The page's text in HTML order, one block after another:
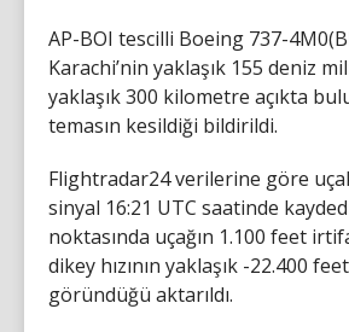
AP-BOI tescilli Boeing 737-
Karachi’nin yaklaşık 155 deniz
yaklaşık 300 kilometre açıkta
temasın kesildiği bildirildi.
Flightradar24 verilerine göre
sinyal 16:21 UTC saatinde
noktasında uçağın 1.100 feet
dikey hızının yaklaşık -22.400
göründüğü aktarıldı.